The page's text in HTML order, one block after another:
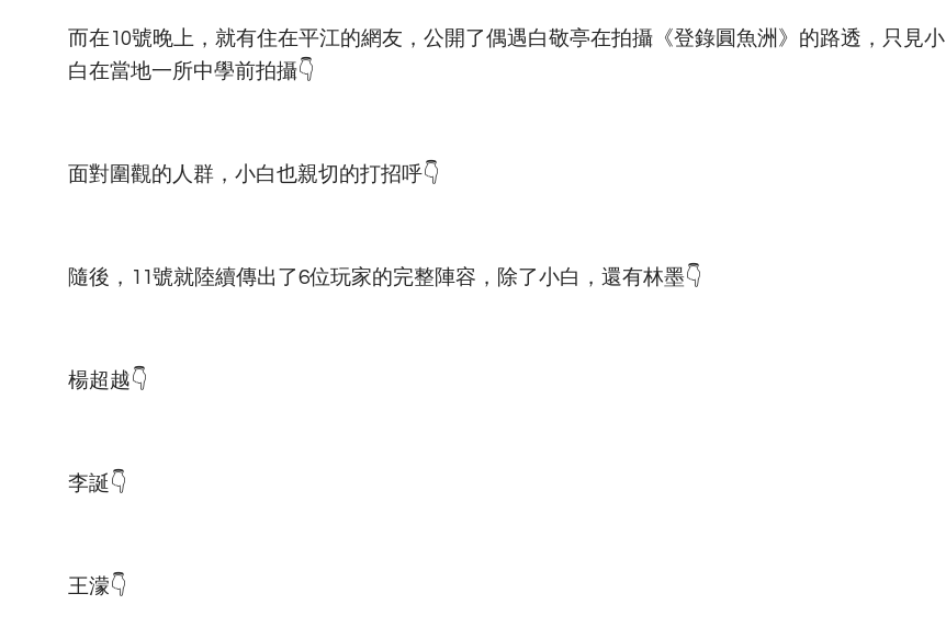
而在10號晚上，就有住在平江的網友，公開了偶遇白敬亭在拍攝《登錄圓魚洲》的路透，只見小
白在當地一所中學前拍攝👇
面對圍觀的人群，小白也親切的打招呼👇
隨後，11號就陸續傳出了6位玩家的完整陣容，除了小白，還有林墨👇
楊超越👇
李誕👇
王濛👇